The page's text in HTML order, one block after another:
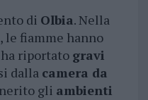
di Olbia. Nella
, le fiamme hanno
riportato gravi
dalla camera da
gli ambienti